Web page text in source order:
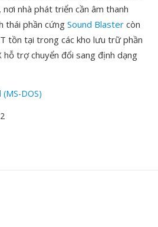
nhà phát triển cần âm thanh
thái phần cứng Sound Blaster còn
tồn tại trong các kho lưu trữ phần
trợ chuyển đổi sang định dạng
DOS)